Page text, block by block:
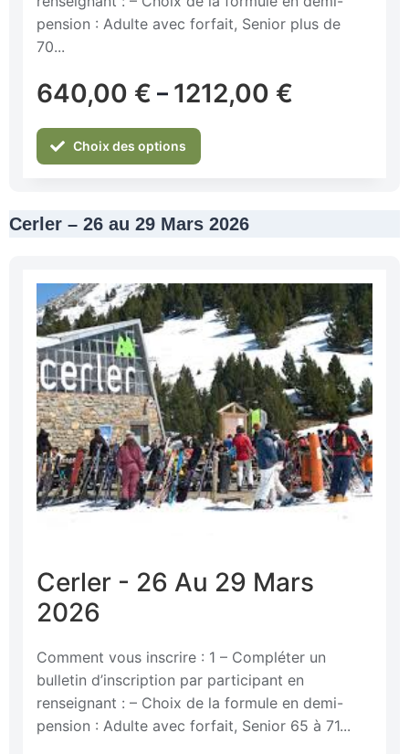
pension : Adulte avec forfait, Senior plus de
70...
640,00 € – 1212,00 €
Choix des options
Cerler – 26 au 29 Mars 2026
Cerler - 26 Au 29 Mars
2026
Comment vous inscrire : 1 – Compléter un
bulletin d’inscription par participant en
renseignant : – Choix de la formule en demi-
pension : Adulte avec forfait, Senior 65 à 71...